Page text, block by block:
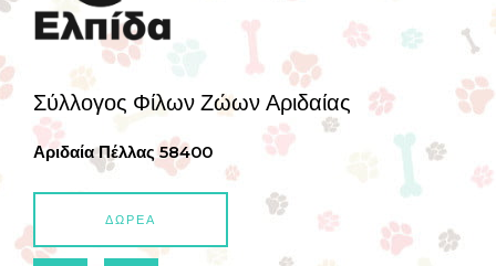
Σύλλογος Φίλων Ζώων Αριδαίας
Αριδαία Πέλλας 58400
ΔΩΡΕΑ